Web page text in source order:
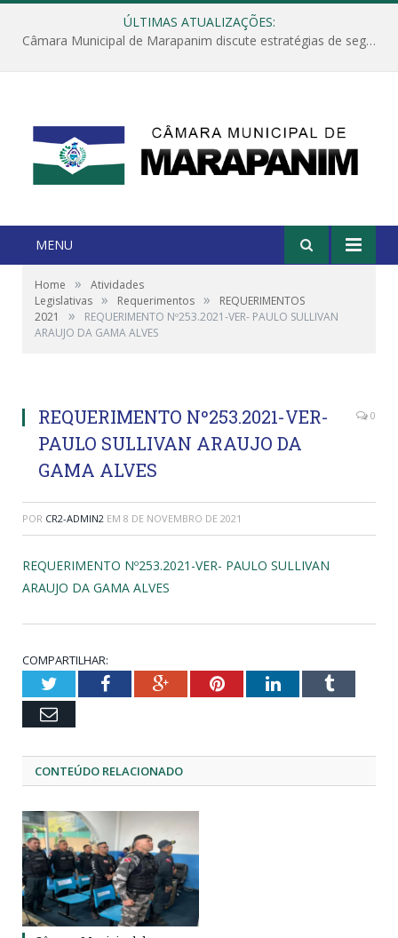
ÚLTIMAS ATUALIZAÇÕES:
Câmara Municipal de Marapanim discute estratégias de segurança com autoridades e poder executivo
MENU
Home »
Atividades
Legislativas » Requerimentos »
REQUERIMENTOS
2021
»
REQUERIMENTO Nº253.2021-VER- PAULO SULLIVAN
ARAUJO DA GAMA ALVES
REQUERIMENTO Nº253.2021-VER-
PAULO SULLIVAN ARAUJO DA
GAMA ALVES
0
POR CR2-ADMIN2 EM 8 DE NOVEMBRO DE 2021
REQUERIMENTO Nº253.2021-VER- PAULO SULLIVAN
ARAUJO DA GAMA ALVES
COMPARTILHAR:
TwitterFacebookGoogle+PinterestLinkedInTumblr
Email
CONTEÚDO RELACIONADO